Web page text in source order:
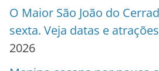
O Maior São João do
sexta. Veja datas e atrações
2026